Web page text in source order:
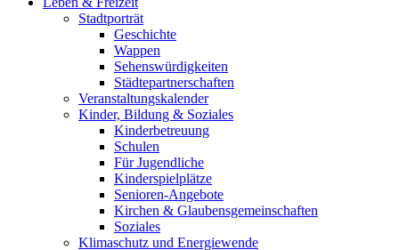
Stadtporträt
Geschichte
Wappen
Sehenswürdigkeiten
Städtepartnerschaften
Veranstaltungskalender
Kinder, Bildung & Soziales
Kinderbetreuung
Schulen
Für Jugendliche
Kinderspielplätze
Senioren-Angebote
Kirchen & Glaubensgemeinschaften
Soziales
Klimaschutz und Energiewende